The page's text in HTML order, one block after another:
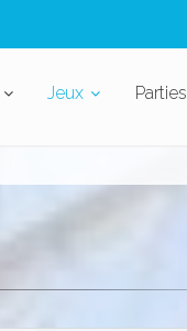
Jeux Parties